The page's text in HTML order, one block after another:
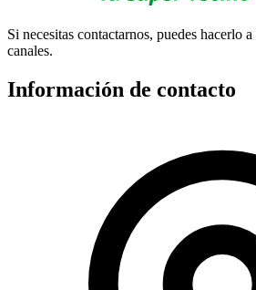
Si necesitas contactarnos, puedes hacerlo
canales.
Información de contacto